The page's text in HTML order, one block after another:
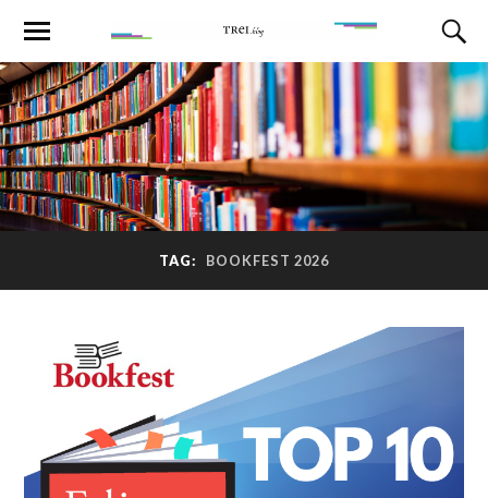
TAG: BOOKFEST 2026